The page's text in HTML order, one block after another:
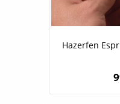
Hazerfen